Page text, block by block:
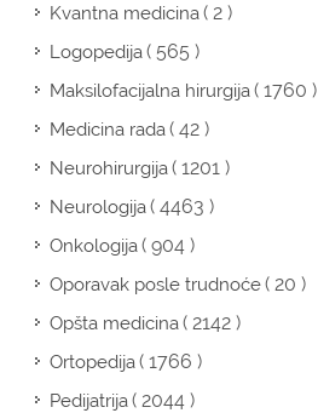
Kvantna medicina( 2 )
Logopedija( 565 )
Maksilofacijalna hirurgija( 1760 )
Medicina rada( 42 )
Neurohirurgija( 1201 )
Neurologija( 4463 )
Onkologija( 904 )
Oporavak posle trudnoće( 20 )
Opšta medicina( 2142 )
Ortopedija( 1766 )
Pedijatrija( 2044 )